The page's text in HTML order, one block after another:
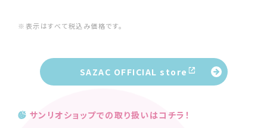
※表示はすべて税込み価格です。
SAZAC OFFICIAL store
サンリオショップでの取り扱いはコチラ！